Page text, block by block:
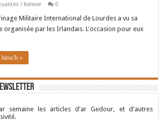
/ Keleier 0
Militaire International de Lourdes a vu sa
organisée par les Irlandais. L'occasion pour eux
hiroc'h »
semaine les articles d'ar Gedour, et d'autres